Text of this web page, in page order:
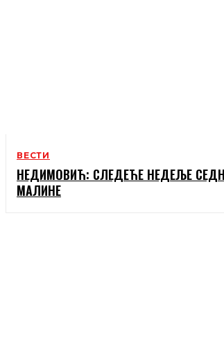
ВЕСТИ
НЕДИМОВИЋ: СЛЕДЕЋЕ НЕДЕЉЕ
МАЛИНЕ